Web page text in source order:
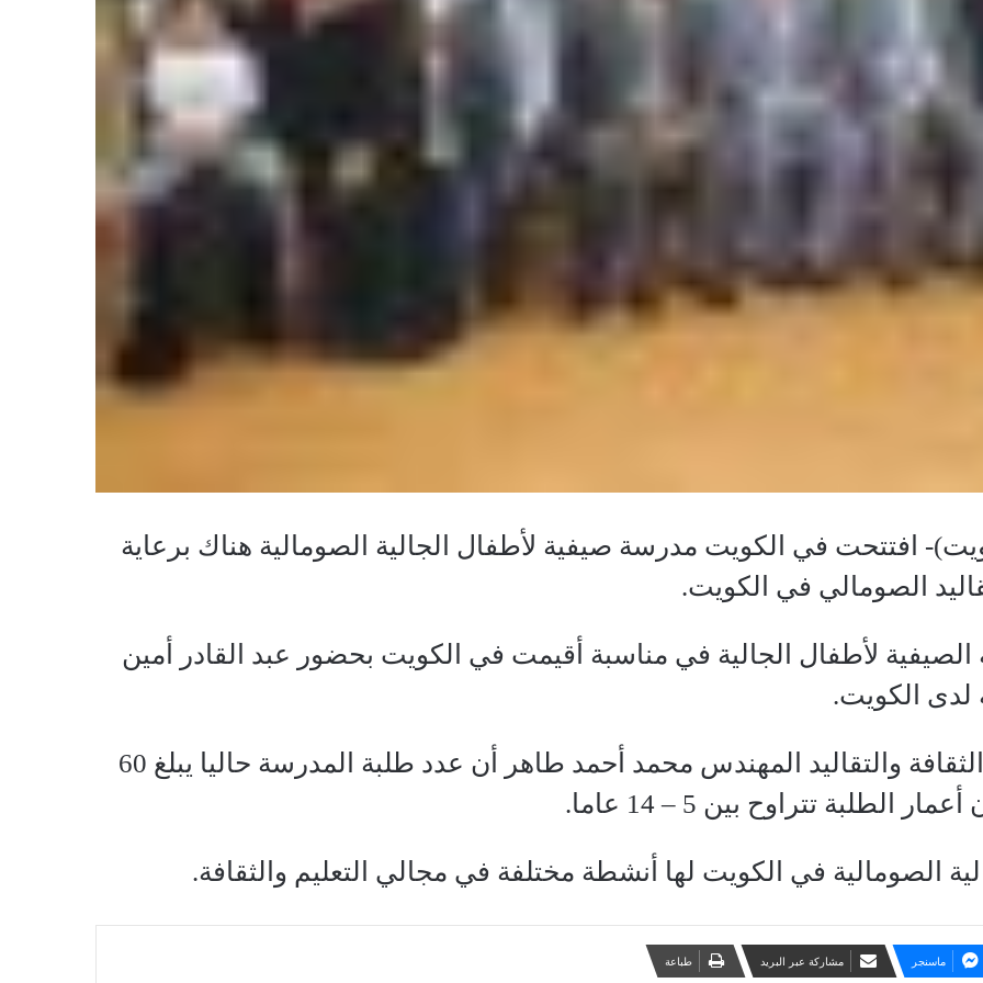
افتتحت في الكويت مدرسة صيفية لأطفال الجالية الصومالية هناك برعاية
الصومالي في الكويت.
الصيفية لأطفال الجالية في مناسبة أقيمت في الكويت بحضور عبد القادر أمين
لدى الكويت.
وأكد رئيس مجلس الثقافة والتقاليد المهندس محمد أحمد طاهر أن عدد طلبة المدرسة حاليا يبلغ 60
الطلبة تتراوح بين 5 – 14 عاما.
الصومالية في الكويت لها أنشطة مختلفة في مجالي التعليم والثقافة.
ماسنجر مشاركة عبر البريد طباعة